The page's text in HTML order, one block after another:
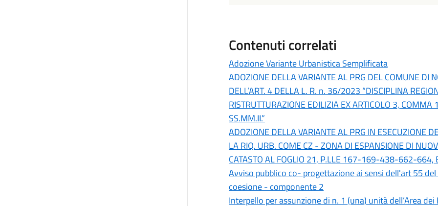
Contenuti correlati
Adozione Variante Urbanistica Semplificata
ADOZIONE DELLA VARIANTE AL PRG DEL COMUNE DI
DELL’ART. 4 DELLA L. R. n. 36/2023 “DISCIPLINA
RISTRUTTURAZIONE EDILIZIA EX ARTICOLO 3,
SS.MM.II.”
ADOZIONE DELLA VARIANTE AL PRG IN ESECUZIONE
LA RIQ. URB. COME CZ - ZONA DI ESPANSIONE DI
CATASTO AL FOGLIO 21, P.LLE 167-169-438-662-664,
Avviso pubblico co- progettazione ai sensi dell'art 55
coesione - componente 2
Interpello per assunzione di n. 1 (una) unità dell’Area